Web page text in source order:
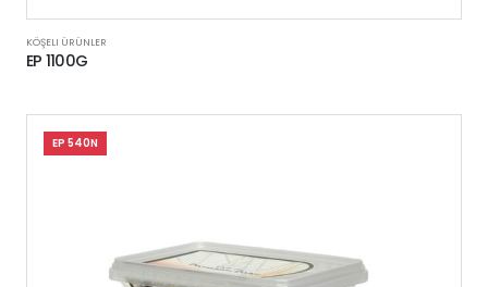
KÖŞELI ÜRÜNLER
EP 1100G
EP 540N